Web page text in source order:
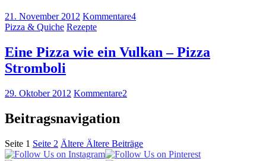
21. November 2012 Kommentare4
Pizza & Quiche Rezepte
Eine Pizza wie ein Vulkan – Pizza
Stromboli
29. Oktober 2012 Kommentare2
Beitragsnavigation
Seite 1 Seite 2 Ältere Ältere Beiträge